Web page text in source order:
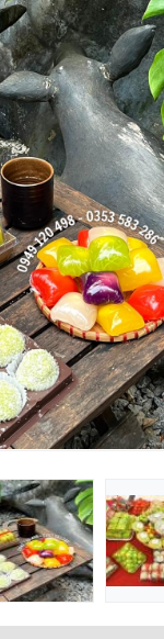
Yên Châu
Bắc Kạn - 220g
Tiên Cô
Bánh xu xê
000 ₫